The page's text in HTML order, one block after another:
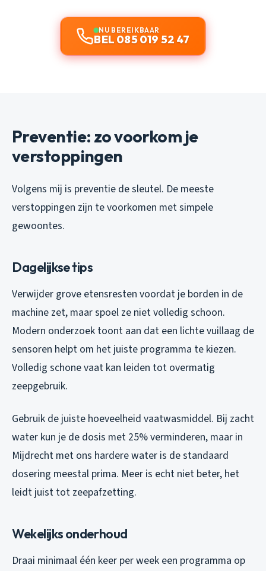
NU BEREIKBAAR
BEL 085 019 52 47
Preventie: zo voorkom je
verstoppingen
Volgens mij is preventie de sleutel. De meeste
verstoppingen zijn te voorkomen met simpele
gewoontes.
Dagelijkse tips
Verwijder grove etensresten voordat je borden in de
machine zet, maar spoel ze niet volledig schoon.
Modern onderzoek toont aan dat een lichte vuillaag de
sensoren helpt om het juiste programma te kiezen.
Volledig schone vaat kan leiden tot overmatig
zeepgebruik.
Gebruik de juiste hoeveelheid vaatwasmiddel. Bij zacht
water kun je de dosis met 25% verminderen, maar in
Mijdrecht met ons hardere water is de standaard
dosering meestal prima. Meer is echt niet beter, het
leidt juist tot zeepafzetting.
Wekelijks onderhoud
Draai minimaal één keer per week een programma op